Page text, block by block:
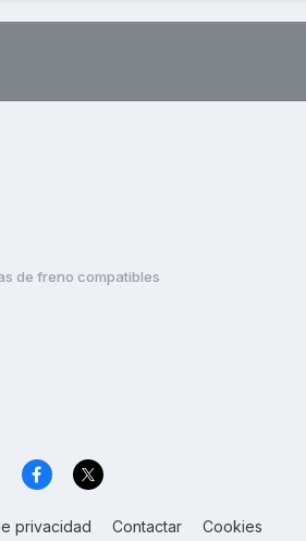
de freno compatibles
privacidad Contactar Cookies